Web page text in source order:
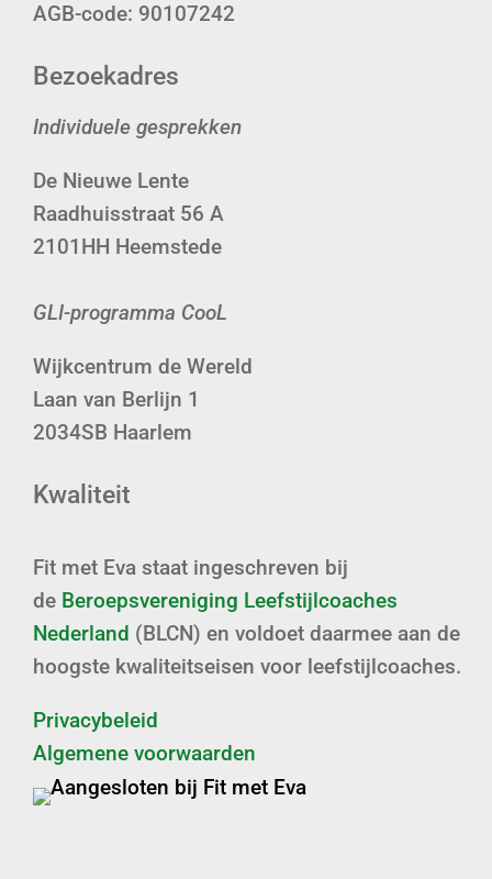
AGB-code: 90107242
Bezoekadres
Individuele gesprekken
De Nieuwe Lente
Raadhuisstraat 56 A
2101HH Heemstede
GLI-programma CooL
Wijkcentrum de Wereld
Laan van Berlijn 1
2034SB Haarlem
Kwaliteit
Fit met Eva staat ingeschreven bij
de Beroepsvereniging Leefstijlcoaches
Nederland (BLCN) en voldoet daarmee aan de
hoogste kwaliteitseisen voor leefstijlcoaches.
Privacybeleid
Algemene voorwaarden